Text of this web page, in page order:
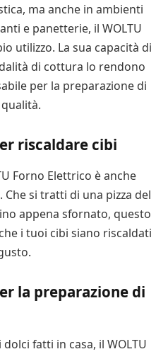
ma anche in ambienti
e panetterie, il WOLTU
utilizzo. La sua capacità di
di cottura lo rendono
per la preparazione di
riscaldare cibi
Forno Elettrico è anche
si tratti di una pizza del
appena sfornato, questo
i tuoi cibi siano riscaldati
la preparazione di
fatti in casa, il WOLTU